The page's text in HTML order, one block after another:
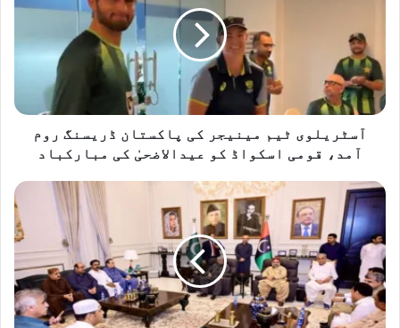
پاکستان
ڈریسنگ
روم
آمد،
قومی
اسکواڈ
کی
مبارکباد
آسٹریلوی ٹیم مینیجر کی پاکستان ڈریسنگ روم
آمد، قومی اسکواڈ کو عیدالاضحیٰ کی مبارکباد
ڈپٹی
اسپیکر
قومی
اسمبلی
کی
صدر
آصف
علی